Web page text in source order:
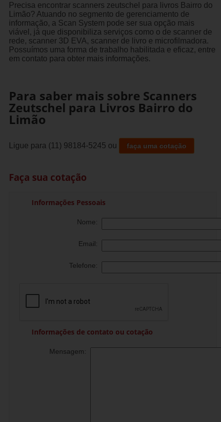
Precisa encontrar scanners zeutschel para livros Bairro do
Limão? Atuando no segmento de gerenciamento de
informação, a Scan System pode ser sua opção mais
viável, já que disponibiliza serviços como o de scanner de
rede, scanner 3D EVA, scanner de livro e microfilmadora.
Possuímos uma forma de trabalho habilitada e eficaz, entre
em contato para obter mais informações.
Para saber mais sobre Scanners
Zeutschel para Livros Bairro do
Limão
Ligue para (11) 98184-5245 ou faça uma cotação
Faça sua cotação
Informações Pessoais
Nome:
Email:
Telefone:
Informações de contato ou cotação
Mensagem: